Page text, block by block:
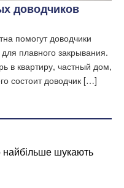
доводчиков
помогут доводчики
плавного закрывания.
в квартиру, частный дом,
состоит доводчик […]
найбільше шукають